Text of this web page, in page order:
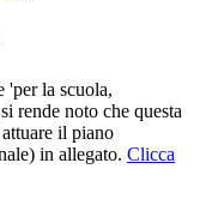
'per la scuola,
rende noto che questa
il piano
in allegato. Clicca